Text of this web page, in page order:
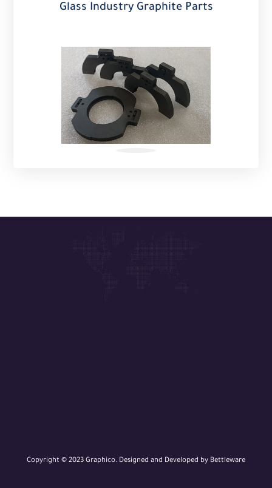
Glass Industry Graphite Parts
Copyright © 2023 Graphico. Designed and Developed by Bettleware